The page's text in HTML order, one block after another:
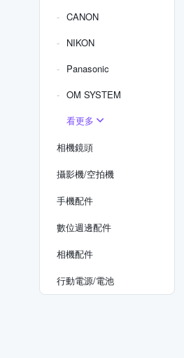
CANON
NIKON
Panasonic
OM SYSTEM
看更多
相機鏡頭
攝影機/空拍機
手機配件
數位週邊配件
相機配件
行動電源/電池